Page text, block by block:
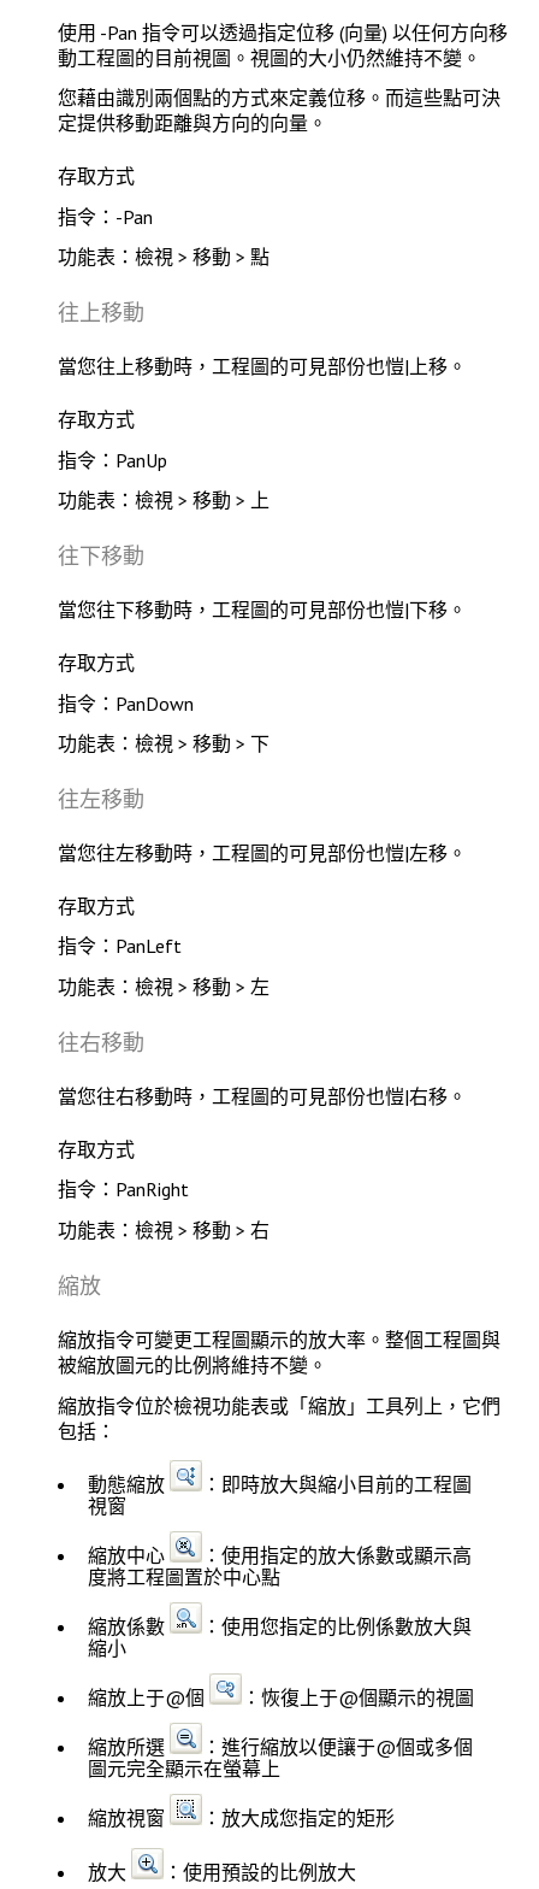
使用 -Pan 指令可以透過指定位移 (向量) 以任何方向移
動工程圖的目前視圖。視圖的大小仍然維持不變。
您藉由識別兩個點的方式來定義位移。而這些點可決
定提供移動距離與方向的向量。
存取方式
指令：-Pan
功能表：檢視 > 移動 > 點
往上移動
當您往上移動時，工程圖的可見部份也愷|上移。
存取方式
指令：PanUp
功能表：檢視 > 移動 > 上
往下移動
當您往下移動時，工程圖的可見部份也愷|下移。
存取方式
指令：PanDown
功能表：檢視 > 移動 > 下
往左移動
當您往左移動時，工程圖的可見部份也愷|左移。
存取方式
指令：PanLeft
功能表：檢視 > 移動 > 左
往右移動
當您往右移動時，工程圖的可見部份也愷|右移。
存取方式
指令：PanRight
功能表：檢視 > 移動 > 右
縮放
縮放指令可變更工程圖顯示的放大率。整個工程圖與
被縮放圖元的比例將維持不變。
縮放指令位於檢視功能表或「縮放」工具列上，它們
包括：
動態縮放
：即時放大與縮小目前的工程圖
視窗
縮放中心
：使用指定的放大係數或顯示高
度將工程圖置於中心點
縮放係數
：使用您指定的比例係數放大與
縮小
縮放上于@個 ：恢復上于@個顯示的視圖
縮放所選
：進行縮放以便讓于@個或多個
圖元完全顯示在螢幕上
縮放視窗 ：放大成您指定的矩形
放大 ：使用預設的比例放大